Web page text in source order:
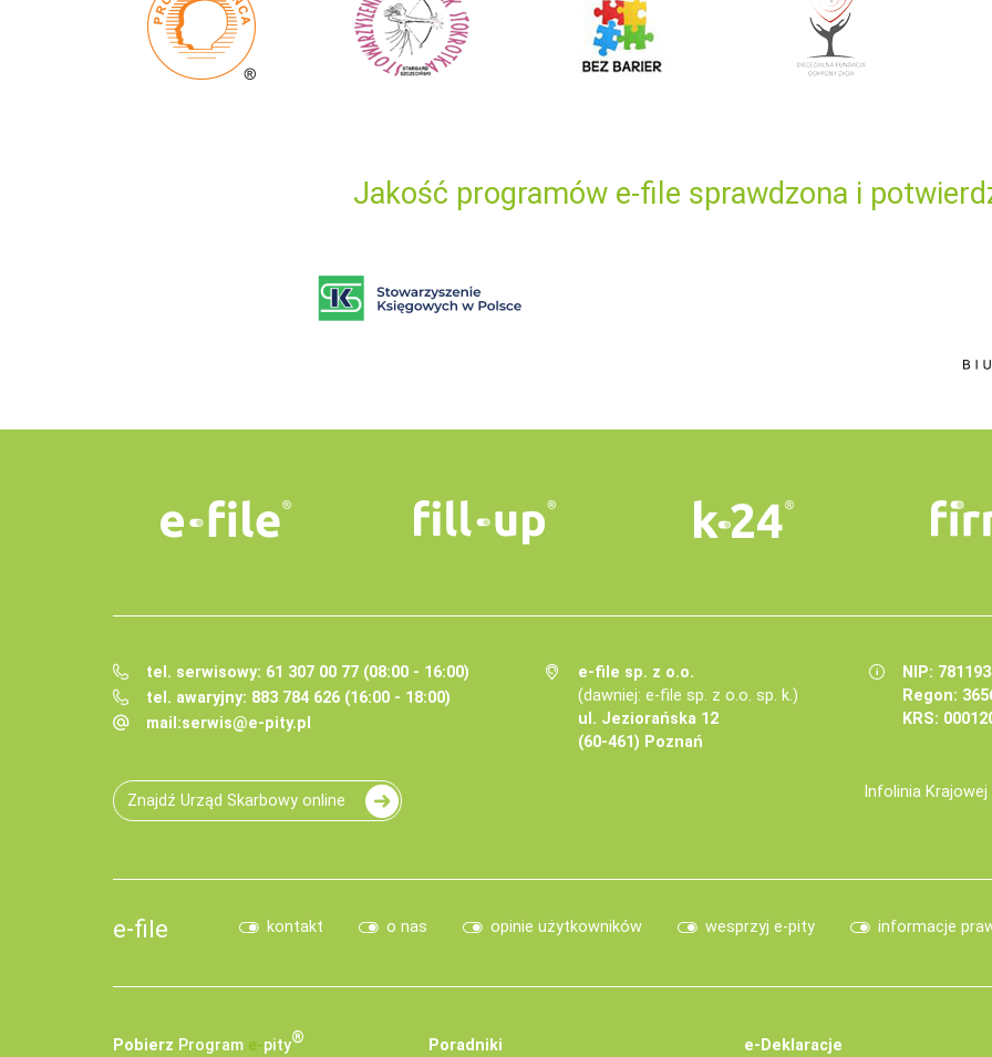
Jakość programów e-file sprawdzona i
tel. serwisowy: 61 307 00 77 (08:00 - 16:00)
tel. awaryjny: 883 784 626 (16:00 - 18:00)
mail:serwis@e-pity.pl
e-file sp. z o.o.
(dawniej: e-file sp. z o.o. sp. k.)
ul. Jeziorańska 12
(60-461) Poznań
NIP:
Regon:
KRS:
Znajdź Urząd Skarbowy online Infolinia
e-file kontakt o nas opinie użytkowników wesprzyj e-pity informacje
Pobierz Program e‑pity® Poradniki e-Deklaracje